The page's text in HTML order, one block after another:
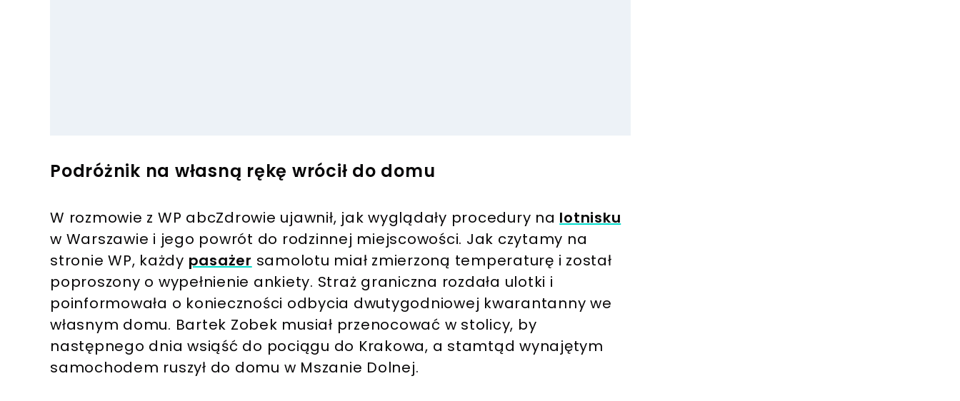
Podróżnik na własną rękę wrócił do domu
W rozmowie z WP abcZdrowie ujawnił, jak wyglądały procedury na lotnisku
w Warszawie i jego powrót do rodzinnej miejscowości. Jak czytamy na
stronie WP, każdy pasażer samolotu miał zmierzoną temperaturę i został
poproszony o wypełnienie ankiety. Straż graniczna rozdała ulotki i
poinformowała o konieczności odbycia dwutygodniowej kwarantanny we
własnym domu. Bartek Zobek musiał przenocować w stolicy, by
następnego dnia wsiąść do pociągu do Krakowa, a stamtąd wynajętym
samochodem ruszył do domu w Mszanie Dolnej.